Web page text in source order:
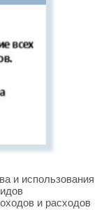
и использования
и расходов